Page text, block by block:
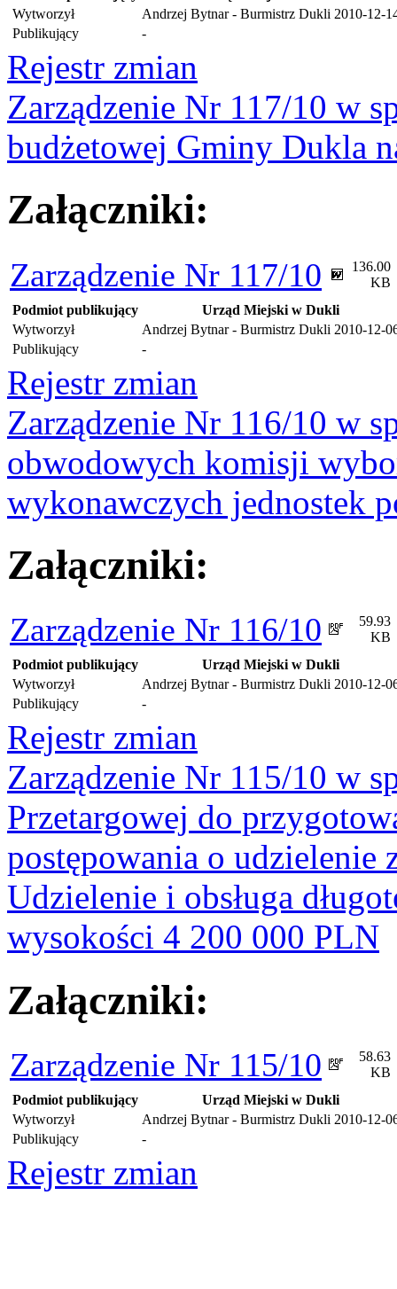
Wytworzył
Andrzej Bytnar - Burmistrz Dukli 2010-12-
Publikujący
-
Rejestr zmian
Zarządzenie Nr 117/10 w
budżetowej Gminy Dukla
Załączniki:
Zarządzenie Nr 117/10
136.00
KB
Podmiot publikujący
Urząd Miejski w Dukli
Wytworzył
Andrzej Bytnar - Burmistrz Dukli 2010-12-
Publikujący
-
Rejestr zmian
Zarządzenie Nr 116/10 w
obwodowych komisji
wykonawczych jednostek
Załączniki:
Zarządzenie Nr 116/10
59.93
KB
Podmiot publikujący
Urząd Miejski w Dukli
Wytworzył
Andrzej Bytnar - Burmistrz Dukli 2010-12-
Publikujący
-
Rejestr zmian
Zarządzenie Nr 115/10 w
Przetargowej do
postępowania o udzielenie
Udzielenie i obsługa
wysokości 4 200 000 PLN
Załączniki:
Zarządzenie Nr 115/10
58.63
KB
Podmiot publikujący
Urząd Miejski w Dukli
Wytworzył
Andrzej Bytnar - Burmistrz Dukli 2010-12-
Publikujący
-
Rejestr zmian